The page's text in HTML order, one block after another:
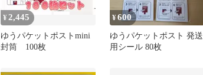
¥2,445
ゆうパケットポストmini
封筒 100枚
¥600
ゆうパケットポスト 発送
用シール 80枚